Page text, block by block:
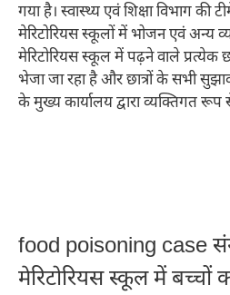
गया है। स्वास्थ्य एवं शिक्षा विभाग
मेरिटोरियस स्कूलों में भोजन एवं अन्य
मेरिटोरियस स्कूल में पढ़ने वाले प्रत्येक
भेजा जा रहा है और छात्रों के सभी
के मुख्य कार्यालय द्वारा व्यक्तिगत रूप
food poisoning case
मेरिटोरियस स्कूल में बच्चों